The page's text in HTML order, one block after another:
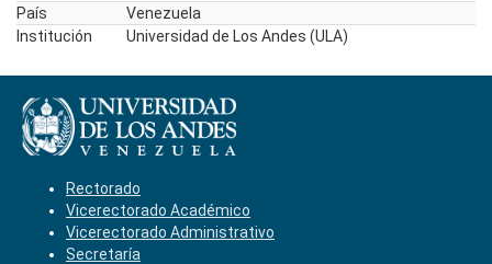
País
Venezuela
Institución
Universidad de Los Andes (ULA)
Rectorado
Vicerectorado Académico
Vicerectorado Administrativo
Secretaría